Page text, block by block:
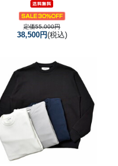
定価55,000円
38,500円(税込)